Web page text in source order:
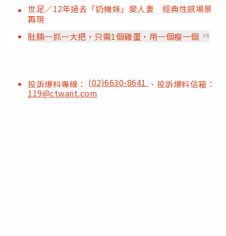
世足／12年過去「奶機妹」變人妻 經典性感場景
再現
肚腩一抓一大把，只需1個雞蛋，用一個瘦一個 PR
投訴爆料專線： (02)6630-8641 、投訴爆料信箱：
119@ctwant.com